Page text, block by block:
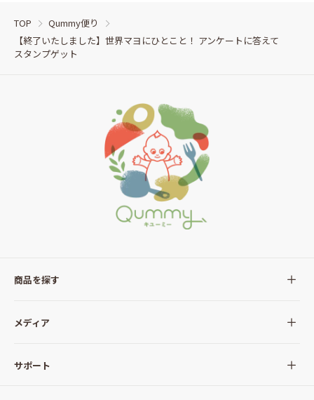
TOP
Qummy便り
【終了いたしました】世界マヨにひとこと！ アンケートに答えて
スタンプゲット
商品を探す
全ての商品
サラダ
メディア
Qummy(キユーミー)について
サポート